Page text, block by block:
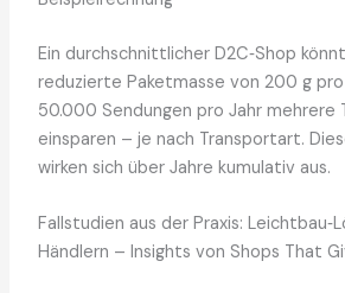
Ein durchschnittlicher D2C‑Shop
reduzierte Paketmasse von 200 g
50.000 Sendungen pro Jahr mehrere
einsparen – je nach Transportart.
wirken sich über Jahre kumulativ aus.
Fallstudien aus der Praxis:
Händlern – Insights von Shops That